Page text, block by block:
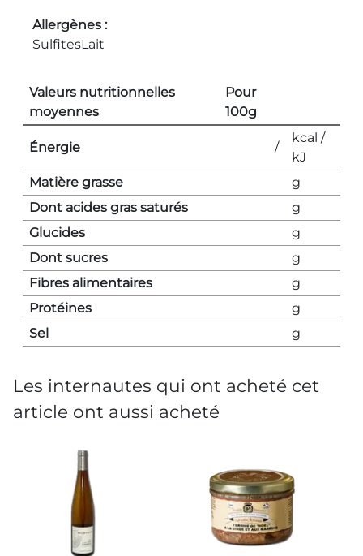
Allergènes
SulfitesLait
Valeurs nutritionnelles
moyennes
Pour
100g
Énergie /
kcal /
kJ
Matière grasse
g
Dont acides gras saturés
g
Glucides
g
Dont sucres
g
Fibres alimentaires
g
Protéines
g
Sel
g
Les internautes qui ont acheté cet
article ont aussi acheté